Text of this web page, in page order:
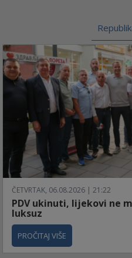
ČETVRTAK, 06.08.2026 | 21:22
PDV ukinuti, lijekovi ne
luksuz
PROČITAJ VIŠE